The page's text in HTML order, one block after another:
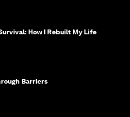
How I Rebuilt My Life
Barriers